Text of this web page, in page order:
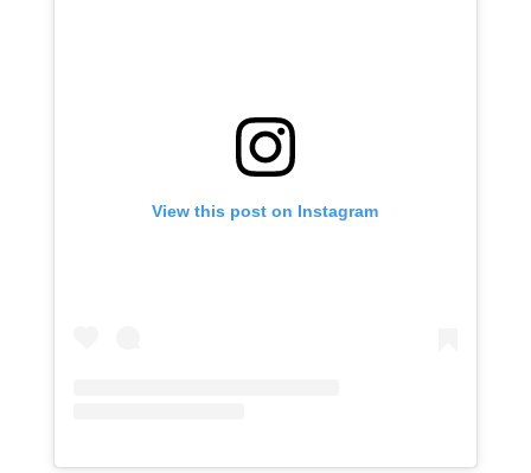
View this post on Instagram